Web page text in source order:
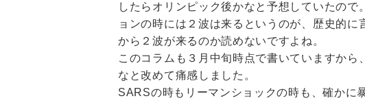
したらオリンピック後かなと予想していたの
ョンの時には２波は来るというのが、歴史的
から２波が来るのか読めないですよね。
このコラムも３月中旬時点で書いていますか
なと改めて痛感しました。
SARSの時もリーマンショックの時も、確かに